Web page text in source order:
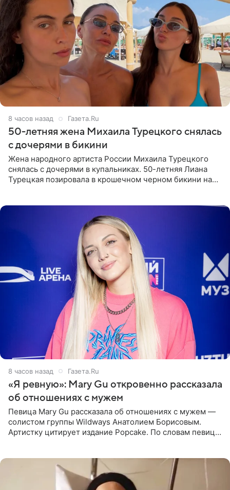
8 часов назад Газета.Ru
50-летняя жена Михаила Турецкого снялась
с дочерями в бикини
Жена народного артиста России Михаила Турецкого
снялась с дочерями в купальниках. 50-летняя Лиана
Турецкая позировала в крошечном черном бикини на
8 часов назад Газета.Ru
«Я ревную»: Mary Gu откровенно рассказала
об отношениях с мужем
Певица Mary Gu рассказала об отношениях с мужем —
солистом группы Wildways Анатолием Борисовым.
Артистку цитирует издание Popcake. По словам певицы,